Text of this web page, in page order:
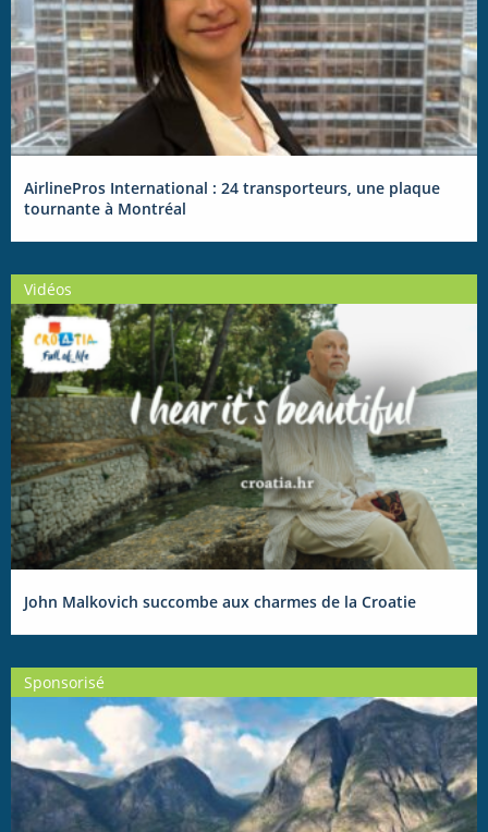
AirlinePros International : 24 transporteurs, une plaque
tournante à Montréal
Vidéos
John Malkovich succombe aux charmes de la Croatie
Sponsorisé